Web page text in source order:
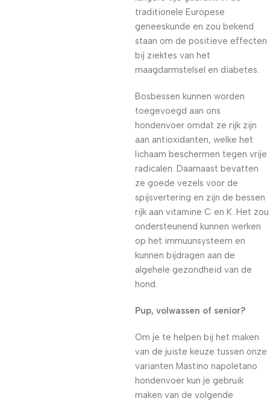
traditionele Europese
geneeskunde en zou bekend
staan om de positieve effecten
bij ziektes van het
maagdarmstelsel en diabetes.
Bosbessen kunnen worden
toegevoegd aan ons
hondenvoer omdat ze rijk zijn
aan antioxidanten, welke het
lichaam beschermen tegen vrije
radicalen. Daarnaast bevatten
ze goede vezels voor de
spijsvertering en zijn de bessen
rijk aan vitamine C en K. Het zou
ondersteunend kunnen werken
op het immuunsysteem en
kunnen bijdragen aan de
algehele gezondheid van de
hond.
Pup, volwassen of senior?
Om je te helpen bij het maken
van de juiste keuze tussen onze
varianten Mastino napoletano
hondenvoer kun je gebruik
maken van de volgende